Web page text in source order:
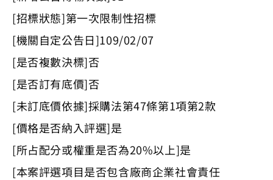
[招標狀態]第一次限制性招標
[機關自定公告日]109/02/07
[是否複數決標]否
[是否訂有底價]否
[未訂底價依據]採購法第47條第1項第2款
[價格是否納入評選]是
[所占配分或權重是否為20%以上]是
[本案評選項目是否包含廠商企業社會責任